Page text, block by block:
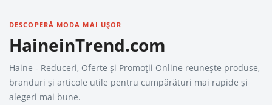
DESCOPERĂ MODA MAI UȘOR
HaineinTrend.com
Haine - Reduceri, Oferte şi Promoţii Online reunește produse,
branduri și articole utile pentru cumpărături mai rapide și
alegeri mai bune.